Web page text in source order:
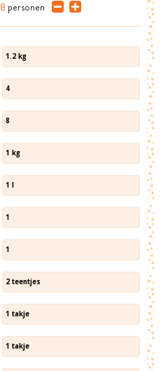
8 personen
1.2 kg
4
8
1 kg
1 l
1
1
2 teentjes
1 takje
1 takje